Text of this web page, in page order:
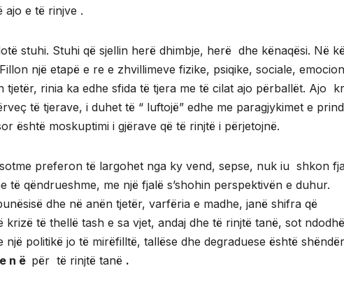
ajo e të rinjve .
stuhi. Stuhi që sjellin herë dhimbje, herë dhe kënaqësi. Në
një etapë e re e zhvillimeve fizike, psiqike, sociale,
rinia ka edhe sfida të tjera me të cilat ajo përballët. Ajo
të tjerave, i duhet të “ luftojë” edhe me paragjykimet e
është moskuptimi i gjërave që të rinjtë i përjetojnë.
preferon të largohet nga ky vend, sepse, nuk iu shkon
të qëndrueshme, me një fjalë s’shohin perspektivën e duhur.
dhe në anën tjetër, varfëria e madhe, janë shifra që
krizë të thellë tash e sa vjet, andaj dhe të rinjtë tanë, sot
një politikë jo të mirëfilltë, tallëse dhe degraduese është
n ë për të rinjtë tanë .